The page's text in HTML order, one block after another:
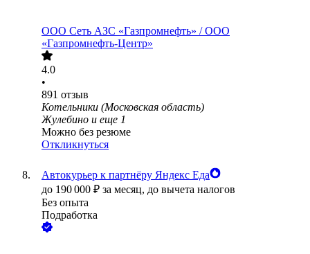
ООО Сеть АЗС «Газпромнефть» / ООО
«Газпромнефть-Центр»
4.0
•
891 отзыв
Котельники (Московская область)
Жулебино и еще 1
Можно без резюме
Откликнуться
Автокурьер к партнёру Яндекс Еда
до 190 000 ₽ за месяц, до вычета налогов
Без опыта
Подработка